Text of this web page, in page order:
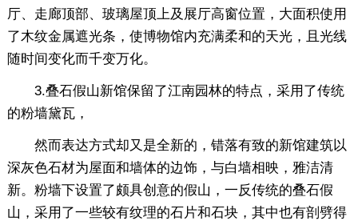
厅、走廊顶部、玻璃屋顶上及展厅高窗位置，大面积使用
了木纹金属遮光条，使博物馆内充满柔和的天光，且光线
随时间变化而千变万化。
3.叠石假山新馆保留了江南园林的特点，采用了传统
的粉墙黛瓦，
然而表达方式却又是全新的，错落有致的新馆建筑以
深灰色石材为屋面和墙体的边饰，与白墙相映，雅洁清
新。粉墙下设置了颇具创意的假山，一反传统的叠石假
山，采用了一些较有纹理的石片和石块，其中也有剖劈得